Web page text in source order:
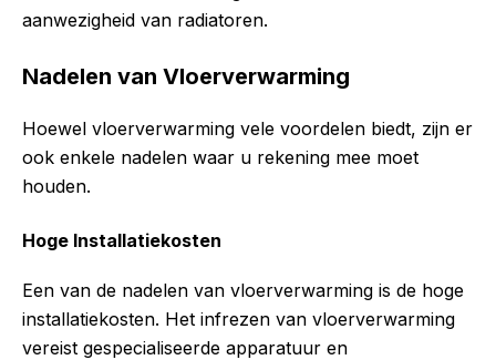
aanwezigheid van radiatoren.
Nadelen van Vloerverwarming
Hoewel vloerverwarming vele voordelen biedt, zijn er
ook enkele nadelen waar u rekening mee moet
houden.
Hoge Installatiekosten
Een van de nadelen van vloerverwarming is de hoge
installatiekosten. Het infrezen van vloerverwarming
vereist gespecialiseerde apparatuur en